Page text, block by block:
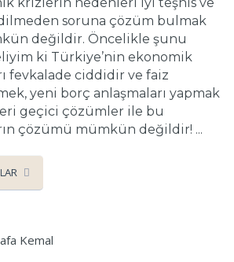
krizlerin nedenleri iyi teşhis ve
soruna çözüm bulmak
değildir. Öncelikle şunu
ki Türkiye’nin ekonomik
fevkalade ciddidir ve faiz
yeni borç anlaşmaları yapmak
geçici çözümler ile bu
çözümü mümkün değildir! ...